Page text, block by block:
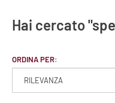
Hai cercato
ORDINA PER: